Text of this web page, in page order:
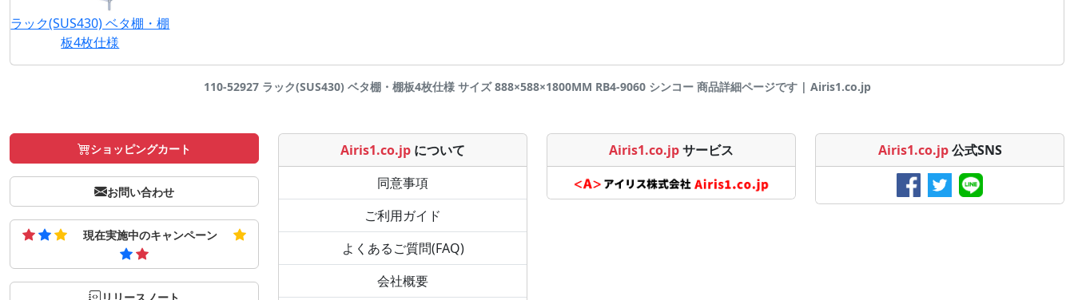
ラック(SUS430) ベタ棚・棚
板4枚仕様
110-52927 ラック(SUS430) ベタ棚・棚板4枚仕様 サイズ 888×588×1800MM RB4-9060 シンコー 商品詳細ページです | Airis1.co.jp
ショッピングカート
お問い合わせ
現在実施中のキャンペーン
Airis1.co.jp について
同意事項
ご利用ガイド
よくあるご質問(FAQ)
会社概要
Airis1.co.jpサービス Airis1.co.jp 公式SNS